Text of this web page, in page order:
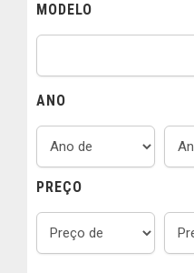
MODELO
ANO
PREÇO